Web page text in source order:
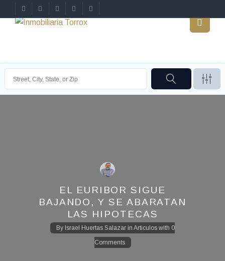
EL EURIBOR SIGUE
BAJANDO, Y SE ABARATAN
LAS HIPOTECAS
By Israel Huertas Salazar in Articulos with 0
Comments